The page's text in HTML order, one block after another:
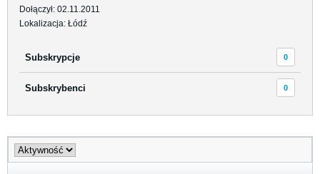
Dołączył: 02.11.2011
Lokalizacja: Łódź
Subskrypcje 0
Subskrybenci 0